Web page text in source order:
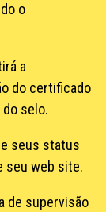
o
a
do certificado
selo.
seus status
seu web site.
de supervisão